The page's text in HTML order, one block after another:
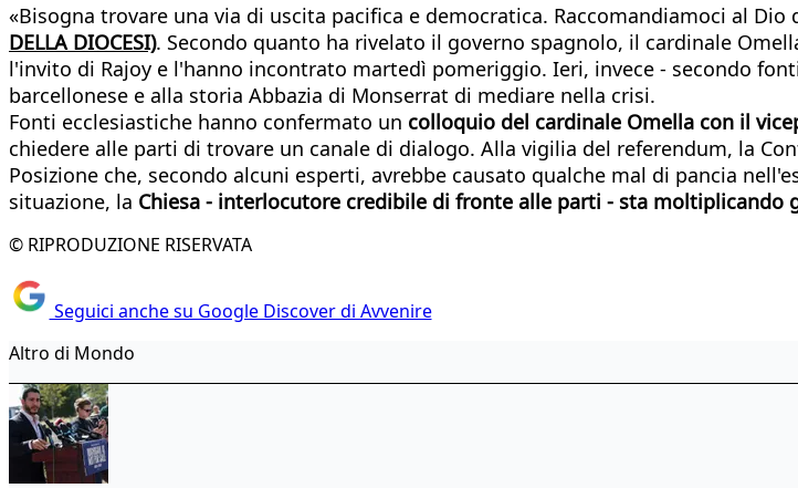
«Bisogna trovare una via di uscita pacifica e democratica. Raccomandiamoci al Dio
DELLA DIOCESI). Secondo quanto ha rivelato il governo spagnolo, il cardinale
l'invito di Rajoy e l'hanno incontrato martedì pomeriggio. Ieri, invece - secondo
barcellonese e alla storia Abbazia di Monserrat di mediare nella crisi.
Fonti ecclesiastiche hanno confermato un colloquio del cardinale Omella con il
chiedere alle parti di trovare un canale di dialogo. Alla vigilia del referendum, la
Posizione che, secondo alcuni esperti, avrebbe causato qualche mal di pancia
situazione, la Chiesa - interlocutore credibile di fronte alle parti - sta moltiplicando
© RIPRODUZIONE RISERVATA
Seguici anche su Google Discover di Avvenire
Altro di Mondo